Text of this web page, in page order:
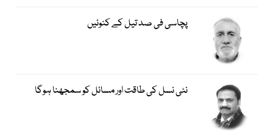
پچاسی فی صد تیل کے کنوئیں
نئی نسل کی طاقت اور مسائل کو سمجھنا ہوگا